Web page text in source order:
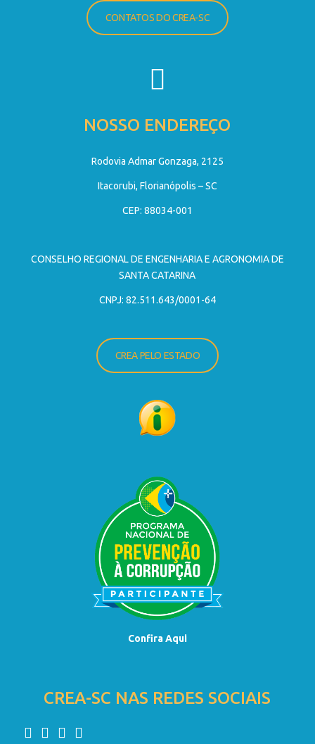
CONTATOS DO CREA-SC
NOSSO ENDEREÇO
Rodovia Admar Gonzaga, 2125
Itacorubi, Florianópolis – SC
CEP: 88034-001
CONSELHO REGIONAL DE ENGENHARIA E AGRONOMIA DE
SANTA CATARINA
CNPJ: 82.511.643/0001-64
CREA PELO ESTADO
Confira Aqui
CREA-SC NAS REDES SOCIAIS